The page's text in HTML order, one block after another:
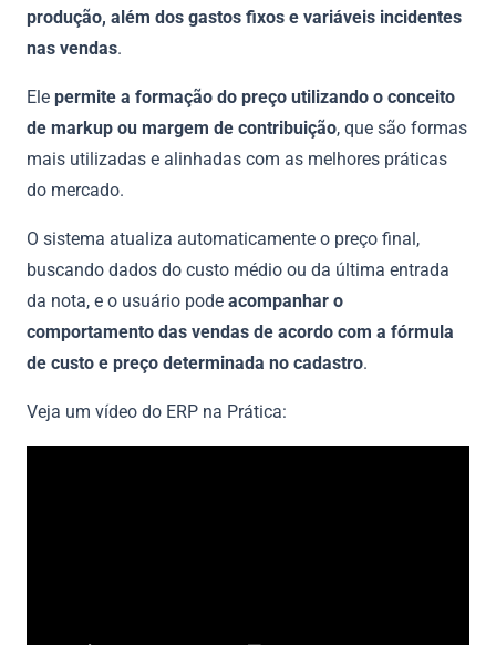
produção, além dos gastos fixos e variáveis incidentes
nas vendas.
Ele permite a formação do preço utilizando o conceito
de markup ou margem de contribuição, que são formas
mais utilizadas e alinhadas com as melhores práticas
do mercado.
O sistema atualiza automaticamente o preço final,
buscando dados do custo médio ou da última entrada
da nota, e o usuário pode acompanhar o
comportamento das vendas de acordo com a fórmula
de custo e preço determinada no cadastro.
Veja um vídeo do ERP na Prática: